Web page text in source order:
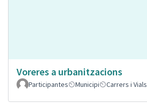
Voreres a urbanitzacions
Participantes
Municipi Carrers i Vials